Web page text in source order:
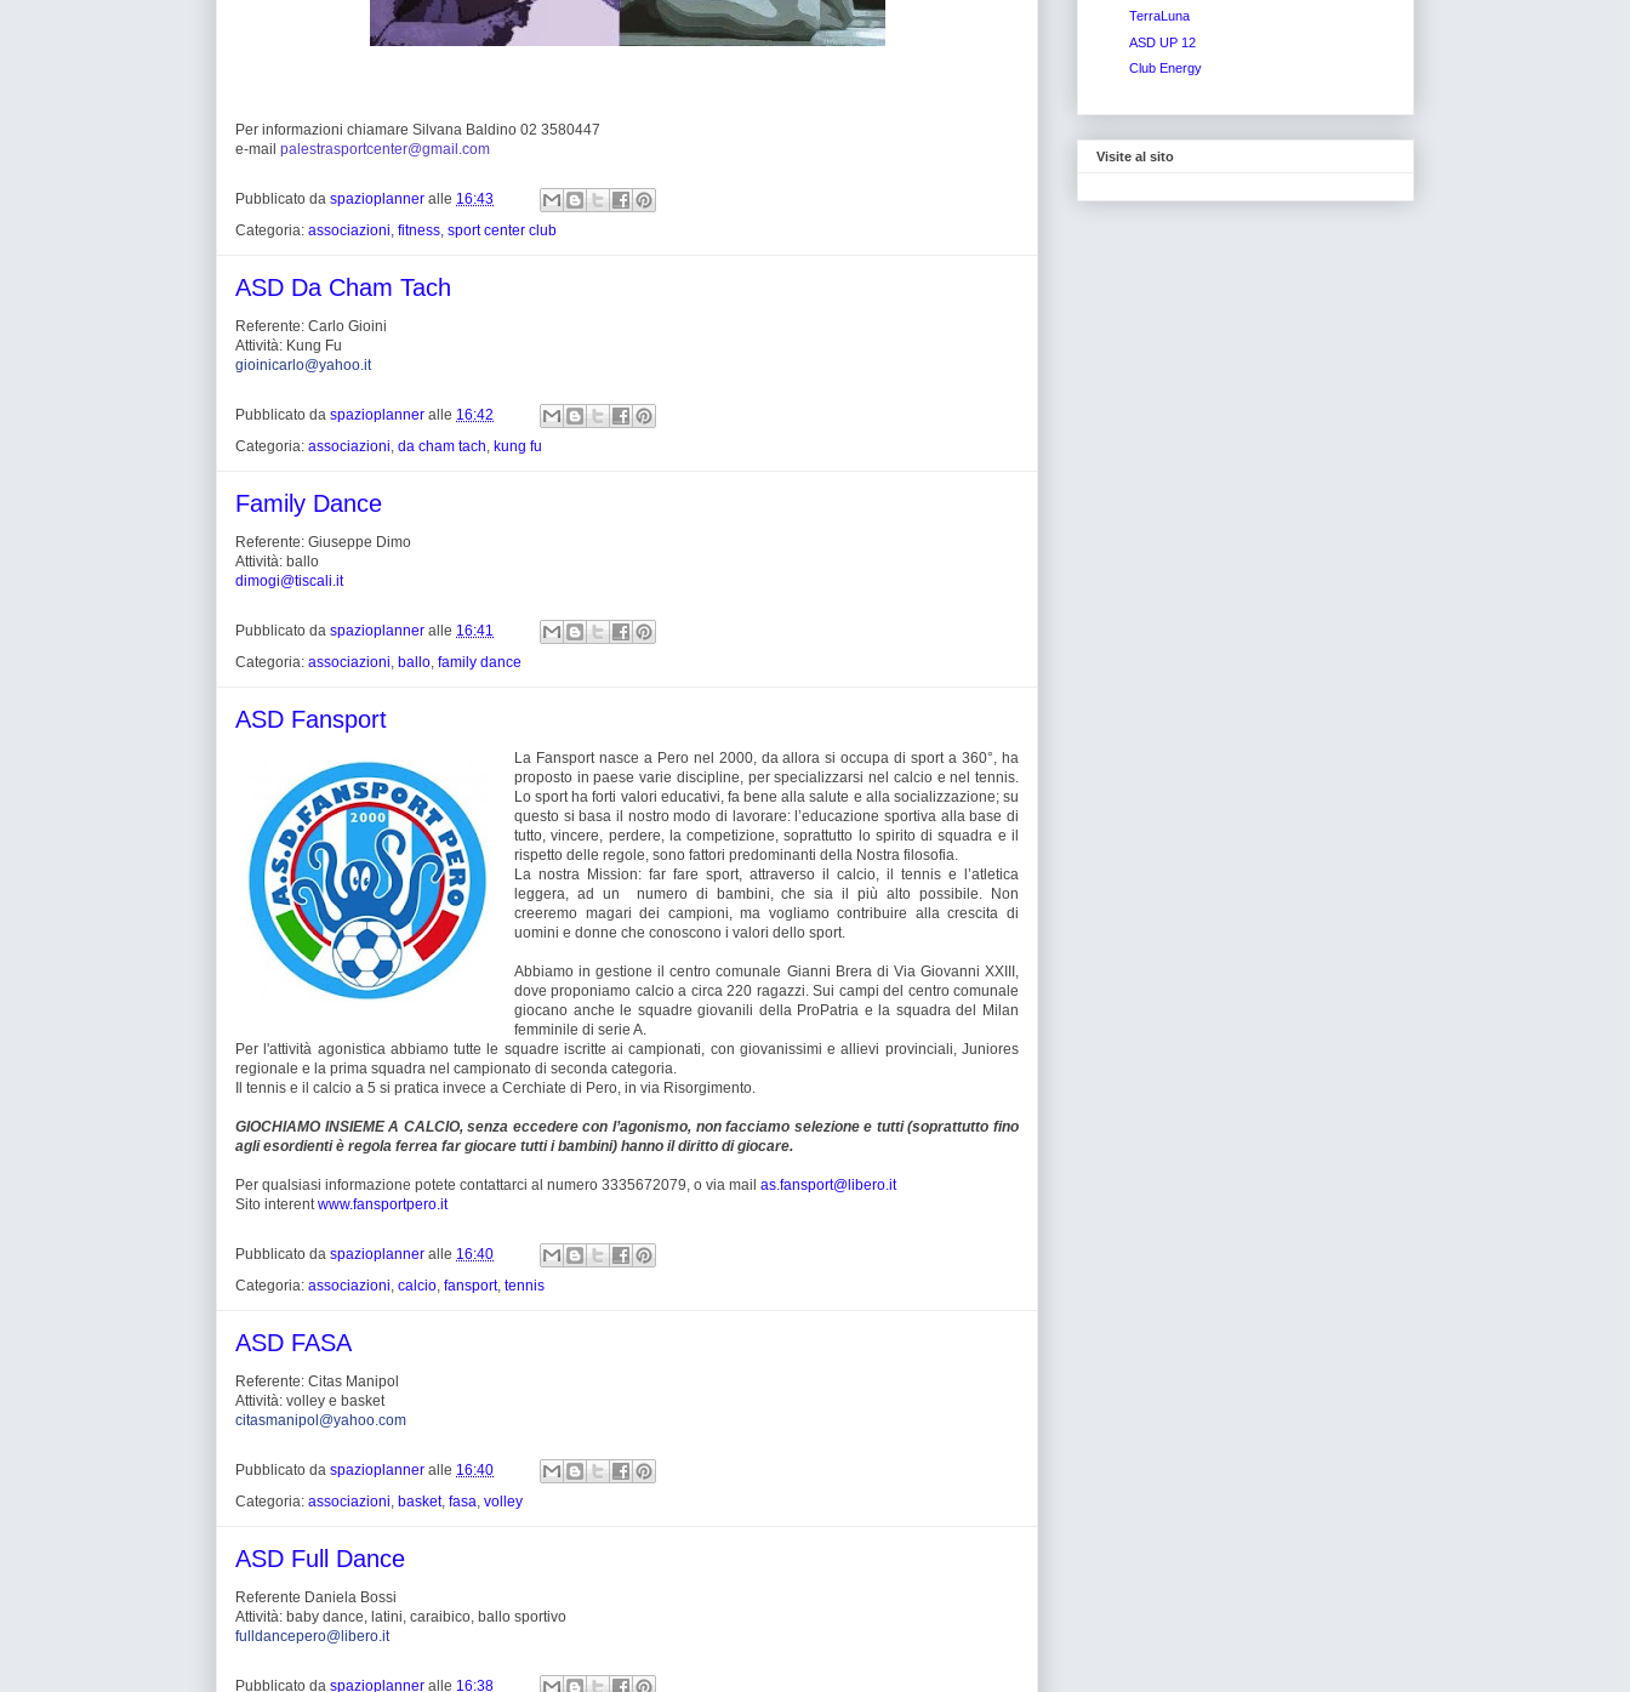
Per informazioni chiamare Silvana Baldino 02 3580447
e-mail palestrasportcenter@gmail.com
Pubblicato da spazioplanner alle 16:43
Categoria: associazioni, fitness, sport center club
ASD Da Cham Tach
Referente: Carlo Gioini
Attività: Kung Fu
gioinicarlo@yahoo.it
Pubblicato da spazioplanner alle 16:42
Categoria: associazioni, da cham tach, kung fu
Family Dance
Referente: Giuseppe Dimo
Attività: ballo
dimogi@tiscali.it
Pubblicato da spazioplanner alle 16:41
Categoria: associazioni, ballo, family dance
ASD Fansport
La Fansport nasce a Pero nel 2000, da allora si occupa di sport a 360°, ha
proposto in paese varie discipline, per specializzarsi nel calcio e nel tennis.
Lo sport ha forti valori educativi, fa bene alla salute e alla socializzazione; su
questo si basa il nostro modo di lavorare: l’educazione sportiva alla base di
tutto, vincere, perdere, la competizione, soprattutto lo spirito di squadra e il
rispetto delle regole, sono fattori predominanti della Nostra filosofia.
La nostra Mission: far fare sport, attraverso il calcio, il tennis e l’atletica
leggera, ad un numero di bambini, che sia il più alto possibile. Non
creeremo magari dei campioni, ma vogliamo contribuire alla crescita di
uomini e donne che conoscono i valori dello sport.
Abbiamo in gestione il centro comunale Gianni Brera di Via Giovanni XXIII,
dove proponiamo calcio a circa 220 ragazzi. Sui campi del centro comunale
giocano anche le squadre giovanili della ProPatria e la squadra del Milan
femminile di serie A.
Per l'attività agonistica abbiamo tutte le squadre iscritte ai campionati, con giovanissimi e allievi provinciali, Juniores
regionale e la prima squadra nel campionato di seconda categoria.
Il tennis e il calcio a 5 si pratica invece a Cerchiate di Pero, in via Risorgimento.
GIOCHIAMO INSIEME A CALCIO, senza eccedere con l’agonismo, non facciamo selezione e tutti (soprattutto fino
agli esordienti è regola ferrea far giocare tutti i bambini) hanno il diritto di giocare.
Per qualsiasi informazione potete contattarci al numero 3335672079, o via mail as.fansport@libero.it
Sito interentwww.fansportpero.it
Pubblicato da spazioplanner alle 16:40
Categoria: associazioni, calcio, fansport, tennis
ASD FASA
Referente: Citas Manipol
Attività: volley e basket
citasmanipol@yahoo.com
Pubblicato da spazioplanner alle 16:40
Categoria: associazioni, basket, fasa, volley
ASD Full Dance
Referente Daniela Bossi
Attività: baby dance, latini, caraibico, ballo sportivo
fulldancepero@libero.it
Pubblicato da spazioplanner alle 16:38
TerraLuna
ASD UP 12
Club Energy
Visite al sito